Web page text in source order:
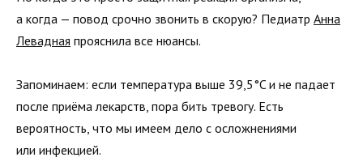
а когда — повод срочно звонить в скорую? Педиатр Анна
Левадная прояснила все нюансы.
Запоминаем: если температура выше 39,5°C и не падает
после приёма лекарств, пора бить тревогу. Есть
вероятность, что мы имеем дело с осложнениями
или инфекцией.